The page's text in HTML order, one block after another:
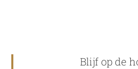
Blijf op de